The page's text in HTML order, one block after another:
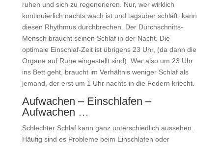
ruhen und sich zu regenerieren. Nur, wer wirklich
kontinuierlich nachts wach ist und tagsüber schläft, kann
diesen Rhythmus durchbrechen. Der Durchschnitts-
Mensch braucht seinen Schlaf in der Nacht. Die
optimale Einschlaf-Zeit ist übrigens 23 Uhr, (da dann die
Organe auf Ruhe eingestellt sind). Wer also um 23 Uhr
ins Bett geht, braucht im Verhältnis weniger Schlaf als
jemand, der erst um 1 Uhr nachts in die Federn kriecht.
Aufwachen – Einschlafen –
Aufwachen …
Schlechter Schlaf kann ganz unterschiedlich aussehen.
Häufig sind es Probleme beim Einschlafen oder